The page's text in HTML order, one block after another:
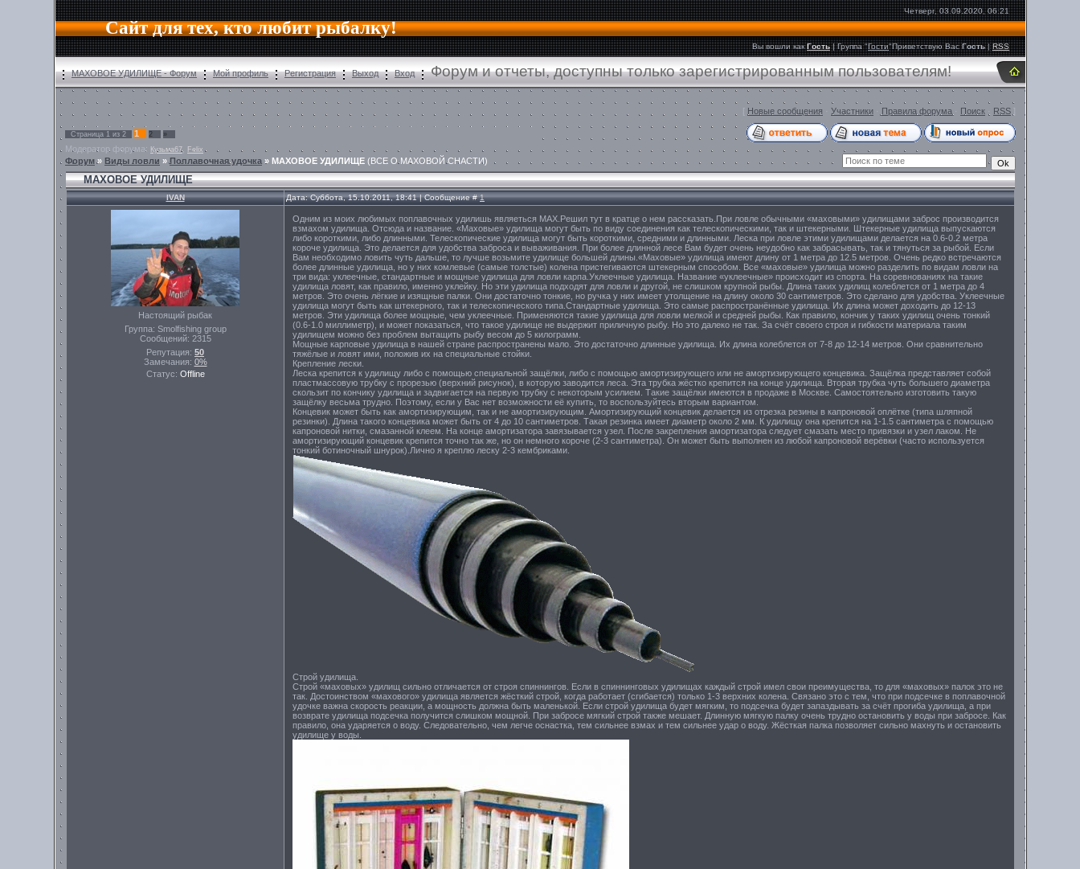
Сайт для тех, кто любит рыбалку!
Четверг, 03.09.2020, 06:21
Вы вошли как Гость|Группа"Гости"Приветствую Вас Гость |RSS
МАХОВОЕ УДИЛИЩЕ - Форум Мой профиль Регистрация Выход Вход Форум и отчеты, доступны только зарегистрированным пользователям!
[ Новые сообщения Участники Правила форума Поиск RSS ]
Страница 1 из 2 1 2 »
Модератор форума: Кузьма67 Felix
Форум» Виды ловли »Поплавочная удочка » МАХОВОЕ УДИЛИЩЕ (ВСЕ О МАХОВОЙ СНАСТИ)
МАХОВОЕ УДИЛИЩЕ
IVAN Дата: Суббота, 15.10.2011, 18:41 | Сообщение #1
Настоящий рыбак
Группа: Smolfishing group
Сообщений: 2315
Репутация: 50
Замечания: 0%
Статус: Offline
Одним из моих любимых поплавочных удилишь являеться МАХ.Решил тут в кратце о нем рассказать.При ловле обычными «маховыми» удилищами заброс производится
взмахом удилища. Отсюда и название. «Маховые» удилища могут быть по виду соединения как телескопическими, так и штекерными. Штекерные удилища выпускаются
либо короткими, либо длинными. Телескопические удилища могут быть короткими, средними и длинными. Леска при ловле этими удилищами делается на 0.6-0.2 метра
короче удилища. Это делается для удобства заброса и вываживания. При более длинной лесе Вам будет очень неудобно как забрасывать, так и тянуться за рыбой. Если
Вам необходимо ловить чуть дальше, то лучше возьмите удилище большей длины.«Маховые» удилища имеют длину от 1 метра до 12.5 метров. Очень редко встречаются
более длинные удилища, но у них комлевые (самые толстые) колена пристегиваются штекерным способом. Все «маховые» удилища можно разделить по видам ловли на
три вида: уклеечные, стандартные и мощные удилища для ловли карпа.Уклеечные удилища. Название «уклеечные» происходит из спорта. На соревнованиях на такие
удилища ловят, как правило, именно уклейку. Но эти удилища подходят для ловли и другой, не слишком крупной рыбы. Длина таких удилищ колеблется от 1 метра до 4
метров. Это очень лёгкие и изящные палки. Они достаточно тонкие, но ручка у них имеет утолщение на длину около 30 сантиметров. Это сделано для удобства. Уклеечные
удилища могут быть как штекерного, так и телескопического типа.Стандартные удилища. Это самые распространённые удилища. Их длина может доходить до 12-13
метров. Эти удилища более мощные, чем уклеечные. Применяются такие удилища для ловли мелкой и средней рыбы. Как правило, кончик у таких удилищ очень тонкий
(0.6-1.0 миллиметр), и может показаться, что такое удилище не выдержит приличную рыбу. Но это далеко не так. За счёт своего строя и гибкости материала таким
удилищем можно без проблем вытащить рыбу весом до 5 килограмм.
Мощные карповые удилища в нашей стране распространены мало. Это достаточно длинные удилища. Их длина колеблется от 7-8 до 12-14 метров. Они сравнительно
тяжёлые и ловят ими, положив их на специальные стойки.
Крепление лески.
Леска крепится к удилищу либо с помощью специальной защёлки, либо с помощью амортизирующего или не амортизирующего концевика. Защёлка представляет собой
пластмассовую трубку с прорезью (верхний рисунок), в которую заводится леса. Эта трубка жёстко крепится на конце удилища. Вторая трубка чуть большего диаметра
скользит по кончику удилища и задвигается на первую трубку с некоторым усилием. Такие защёлки имеются в продаже в Москве. Самостоятельно изготовить такую
защёлку весьма трудно. Поэтому, если у Вас нет возможности её купить, то воспользуйтесь вторым вариантом.
Концевик может быть как амортизирующим, так и не амортизирующим. Амортизирующий концевик делается из отрезка резины в капроновой оплётке (типа шляпной
резинки). Длина такого концевика может быть от 4 до 10 сантиметров. Такая резинка имеет диаметр около 2 мм. К удилищу она крепится на 1-1.5 сантиметра с помощью
капроновой нитки, смазанной клеем. На конце амортизатора завязывается узел. После закрепления амортизатора следует смазать место привязки и узел лаком. Не
амортизирующий концевик крепится точно так же, но он немного короче (2-3 сантиметра). Он может быть выполнен из любой капроновой верёвки (часто используется
тонкий ботиночный шнурок).Лично я креплю леску 2-3 кембриками.
Строй удилища.
Строй «маховых» удилищ сильно отличается от строя спиннингов. Если в спиннинговых удилищах каждый строй имел свои преимущества, то для «маховых» палок это не
так. Достоинством «махового» удилища является жёсткий строй, когда работает (сгибается) только 1-3 верхних колена. Связано это с тем, что при подсечке в поплавочной
удочке важна скорость реакции, а мощность должна быть маленькой. Если строй удилища будет мягким, то подсечка будет запаздывать за счёт прогиба удилища, а при
возврате удилища подсечка получится слишком мощной. При забросе мягкий строй также мешает. Длинную мягкую палку очень трудно остановить у воды при забросе. Как
правило, она ударяется о воду. Следовательно, чем легче оснастка, тем сильнее взмах и тем сильнее удар о воду. Жёсткая палка позволяет сильно махнуть и остановить
удилище у воды.